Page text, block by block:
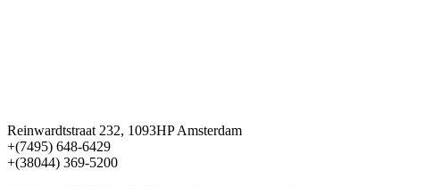
Reinwardtstraat 232, 1093HP Amsterdam
+(7495) 648-6429
+(38044) 369-5200